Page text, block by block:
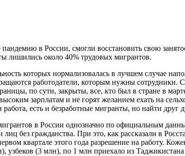
в России, смогли восстановить свою
лишились около 40% трудовых мигрантов.
которых нормализовалась в лучшем случае
работодатели, которым нужны
по сути, закрыты, все, кто был в стране в
зарплатам и не горят желанием ехать на
есть и безработные мигранты, но найти друг
в России однозначно по официальным
без гражданства. При это, как рассказали в
квартале этого года разрешение на работу.
узбеков (3 млн), по 1 млн приехало из